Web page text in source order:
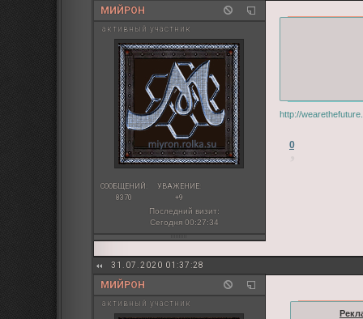
МИЙРОН
активный участник
СООБЩЕНИЙ:
8370
УВАЖЕНИЕ:
+9
Последний визит:
Сегодня 00:27:34
http://
0
31.07.2020 01:37:28
МИЙРОН
активный участник